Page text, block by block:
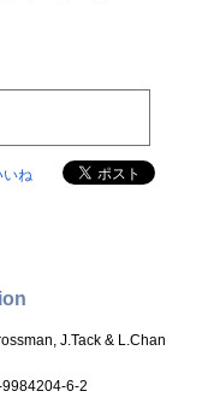
いね
J.Tack & L.Chan
9984204-6-2